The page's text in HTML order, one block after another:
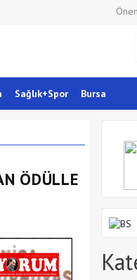
Sağlık+Spor Bursa
ÖDÜLLE